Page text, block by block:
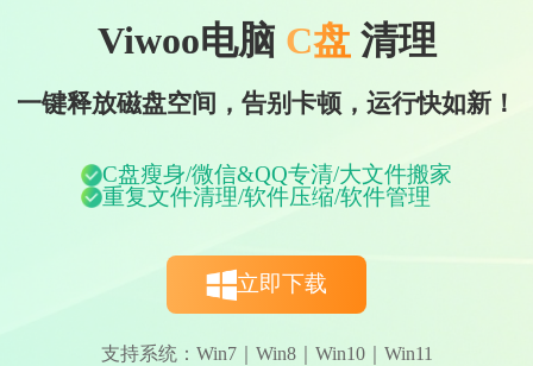
Viwoo电脑 C盘 清理
一键释放磁盘空间，告别卡顿，运行快如新！
C盘瘦身/微信&QQ专清/大文件搬家
重复文件清理/软件压缩/软件管理
立即下载
支持系统：Win7｜Win8｜Win10｜Win11